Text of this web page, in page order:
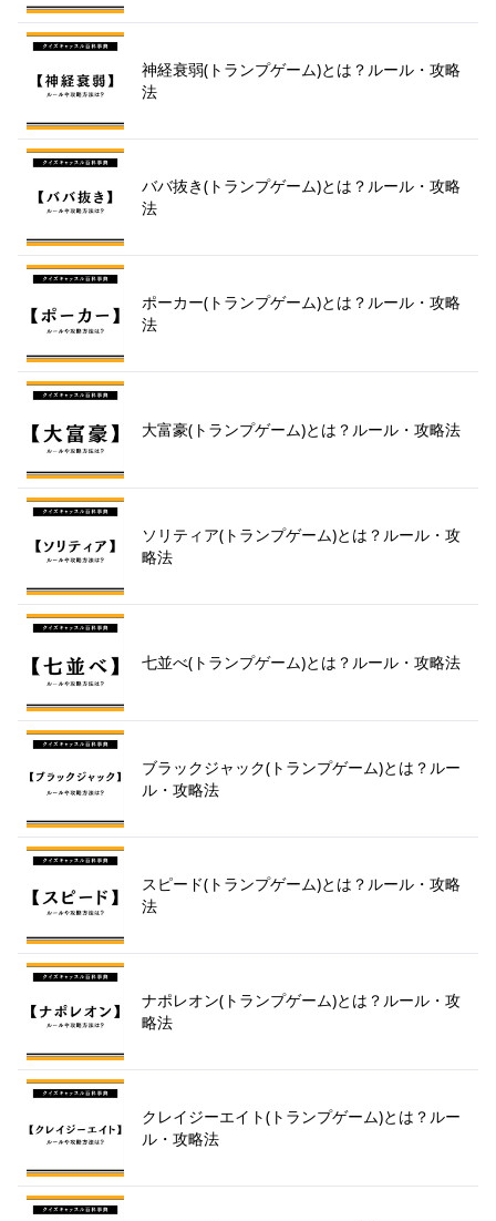
神経衰弱(トランプゲーム)とは？ルール・攻略
法
ババ抜き(トランプゲーム)とは？ルール・攻略
法
ポーカー(トランプゲーム)とは？ルール・攻略
法
大富豪(トランプゲーム)とは？ルール・攻略法
ソリティア(トランプゲーム)とは？ルール・攻
略法
七並べ(トランプゲーム)とは？ルール・攻略法
ブラックジャック(トランプゲーム)とは？ルー
ル・攻略法
スピード(トランプゲーム)とは？ルール・攻略
法
ナポレオン(トランプゲーム)とは？ルール・攻
略法
クレイジーエイト(トランプゲーム)とは？ルー
ル・攻略法